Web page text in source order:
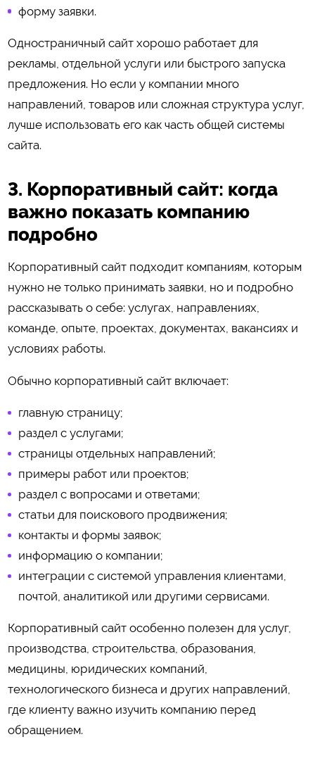
форму заявки.
Одностраничный сайт хорошо работает для
рекламы, отдельной услуги или быстрого запуска
предложения. Но если у компании много
направлений, товаров или сложная структура услуг,
лучше использовать его как часть общей системы
сайта.
3. Корпоративный сайт: когда
важно показать компанию
подробно
Корпоративный сайт подходит компаниям, которым
нужно не только принимать заявки, но и подробно
рассказывать о себе: услугах, направлениях,
команде, опыте, проектах, документах, вакансиях и
условиях работы.
Обычно корпоративный сайт включает:
главную страницу;
раздел с услугами;
страницы отдельных направлений;
примеры работ или проектов;
раздел с вопросами и ответами;
статьи для поискового продвижения;
контакты и формы заявок;
информацию о компании;
интеграции с системой управления клиентами,
почтой, аналитикой или другими сервисами.
Корпоративный сайт особенно полезен для услуг,
производства, строительства, образования,
медицины, юридических компаний,
технологического бизнеса и других направлений,
где клиенту важно изучить компанию перед
обращением.